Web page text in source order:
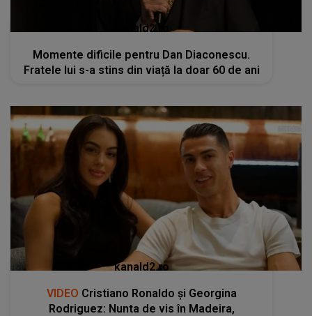
kanald2.ro
Momente dificile pentru Dan Diaconescu.
Fratele lui s-a stins din viață la doar 60 de ani
kanald2.ro
VIDEO Cristiano Ronaldo și Georgina
Rodriguez: Nunta de vis în Madeira,